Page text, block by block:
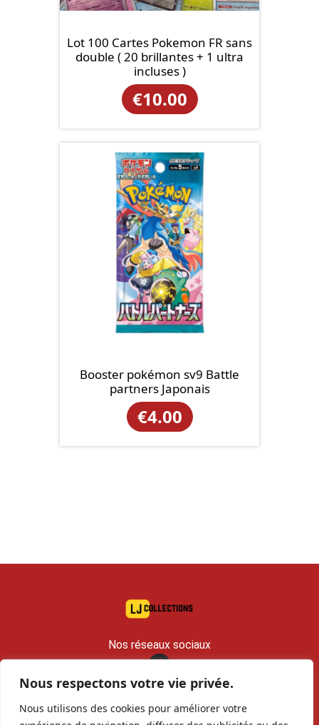
Nous respectons votre vie privée.
Nous utilisons des cookies pour améliorer votre
Lot 100 Cartes Pokemon FR sans
double ( 20 brillantes + 1 ultra
incluses )
€10.00
Booster pokémon sv9 Battle
partners Japonais
€4.00
Nos réseaux sociaux
contact@lj-collections.com
RCS 979 374 147 Romans